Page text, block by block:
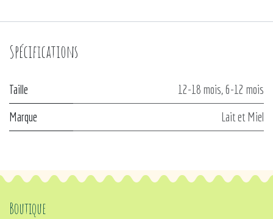
Spécifications
Taille 12-18 mois,6-12 mois
Marque
Lait et Miel
Boutique